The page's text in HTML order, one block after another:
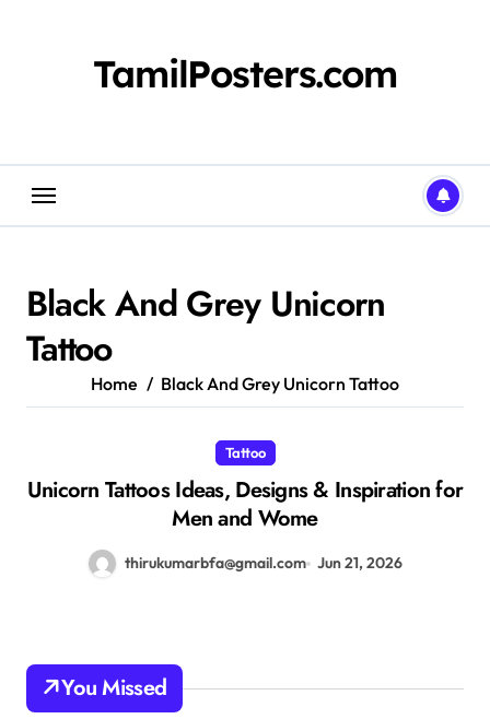
TamilPosters.com
Black And Grey Unicorn
Tattoo
Home Black And Grey Unicorn Tattoo
Tattoo
Unicorn Tattoos Ideas, Designs & Inspiration for
Men and Wome
thirukumarbfa@gmail.com Jun 21, 2026
You Missed